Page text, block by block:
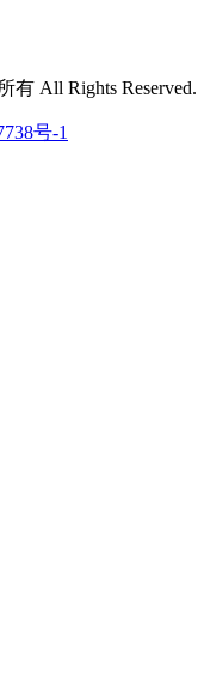
有 All Rights Reserved.
号-1